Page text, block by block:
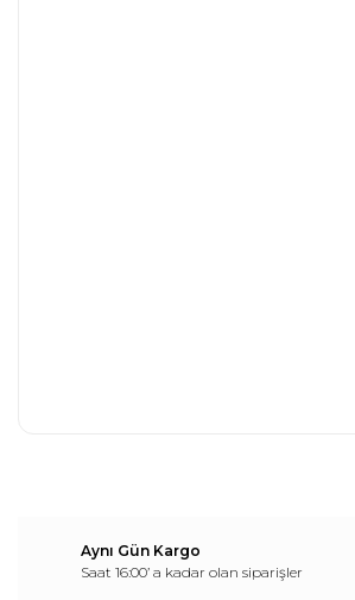
Aynı Gün Kargo
Saat 16:00’ a kadar olan siparişler